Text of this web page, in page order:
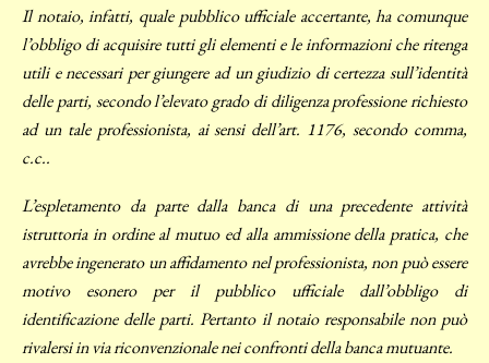
Il notaio, infatti, quale pubblico ufficiale accertante, ha comunque
l’obbligo di acquisire tutti gli elementi e le informazioni che ritenga
utili e necessari per giungere ad un giudizio di certezza sull’identità
delle parti, secondo l’elevato grado di diligenza professione richiesto
ad un tale professionista, ai sensi dell’art. 1176, secondo comma,
c.c..
L’espletamento da parte dalla banca di una precedente attività
istruttoria in ordine al mutuo ed alla ammissione della pratica, che
avrebbe ingenerato un affidamento nel professionista, non può essere
motivo esonero per il pubblico ufficiale dall’obbligo di
identificazione delle parti. Pertanto il notaio responsabile non può
rivalersi in via riconvenzionale nei confronti della banca mutuante.